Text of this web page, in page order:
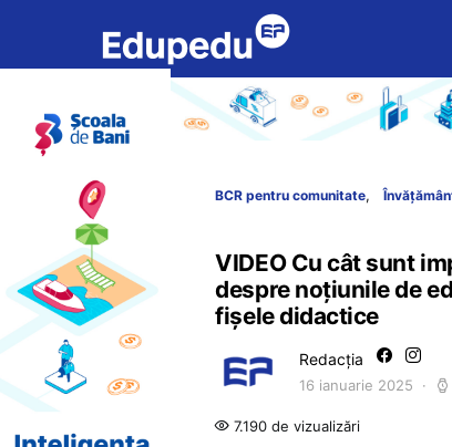
BCR pentru comunitate
VIDEO Cu cât sunt
despre noțiunile de
fișele didactice
Redacția
16 ianuarie 2025
7.190 de vizualizări